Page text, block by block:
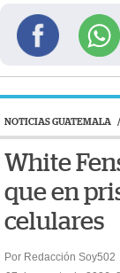
NOTICIAS GUATEMALA /
White
que en
celulares
Por Redacción Soy502